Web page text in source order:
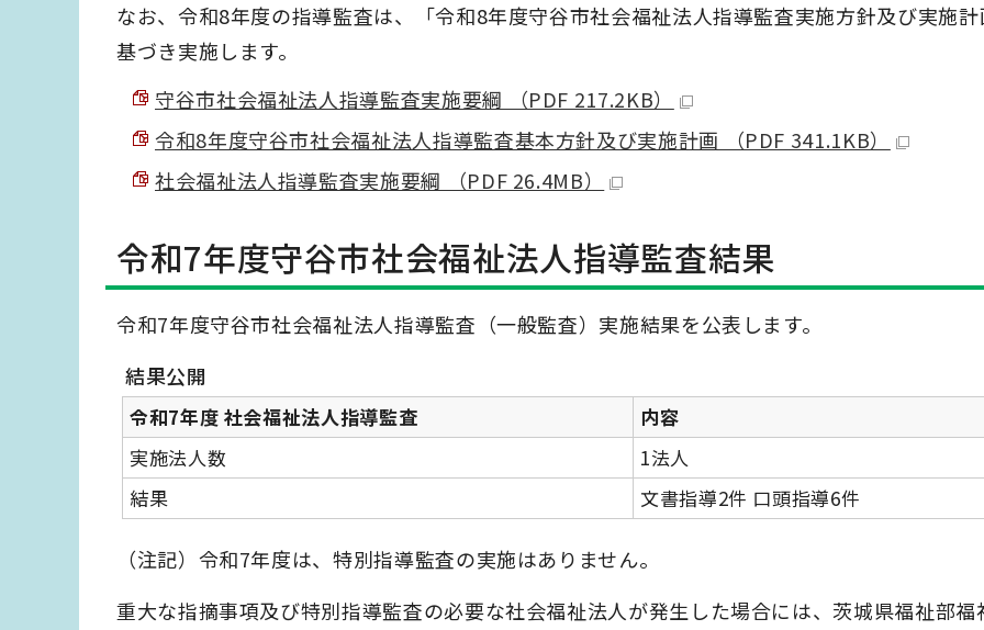
なお、令和8年度の指導監査は、「令和8年度守谷市社会福祉法人指導監査実施方針及び実施
基づき実施します。
守谷市社会福祉法人指導監査実施要綱 （PDF 217.2KB）
令和8年度守谷市社会福祉法人指導監査基本方針及び実施計画 （PDF 341.1KB）
社会福祉法人指導監査実施要綱 （PDF 26.4MB）
令和7年度守谷市社会福祉法人指導監査結果
令和7年度守谷市社会福祉法人指導監査（一般監査）実施結果を公表します。
結果公開
令和7年度 社会福祉法人指導監査
内容
実施法人数
1法人
結果
文書指導2件 口頭指導6件
（注記）令和7年度は、特別指導監査の実施はありません。
重大な指摘事項及び特別指導監査の必要な社会福祉法人が発生した場合には、茨城県福祉部福